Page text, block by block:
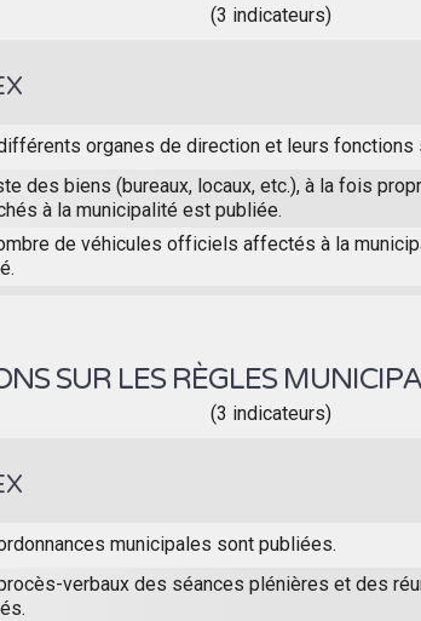
(3 indicateurs)
organes de direction et leurs
des biens (bureaux, locaux, etc.), à la fois
à la municipalité est publiée.
de véhicules officiels affectés à la
SUR LES RÈGLES
(3 indicateurs)
municipales sont publiées.
verbaux des séances plénières et des